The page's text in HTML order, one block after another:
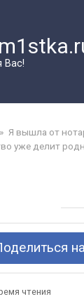
Вас!
» Я вышла от
уже делит
чтения